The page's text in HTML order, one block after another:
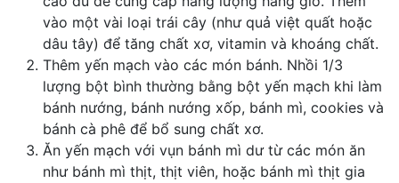
vào một vài loại trái cây (như quả việt quất hoặc
dâu tây) để tăng chất xơ, vitamin và khoáng chất.
Thêm yến mạch vào các món bánh. Nhồi 1/3
lượng bột bình thường bằng bột yến mạch khi làm
bánh nướng, bánh nướng xốp, bánh mì, cookies và
bánh cà phê để bổ sung chất xơ.
Ăn yến mạch với vụn bánh mì dư từ các món ăn
như bánh mì thịt, thịt viên, hoặc bánh mì thịt gia